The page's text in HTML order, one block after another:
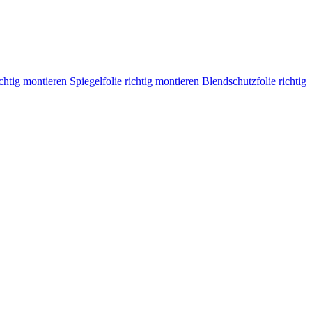
montieren Spiegelfolie richtig montieren Blendschutzfolie richtig